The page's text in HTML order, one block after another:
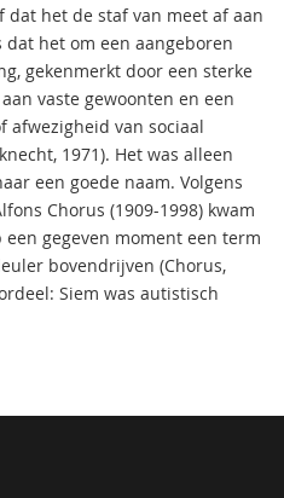
dat het de staf van meet af aan
het om een aangeboren
gekenmerkt door een sterke
vaste gewoonten en een
afwezigheid van sociaal
1971). Het was alleen
een goede naam. Volgens
Chorus (1909-1998) kwam
gegeven moment een term
bovendrijven (Chorus,
Siem was autistisch